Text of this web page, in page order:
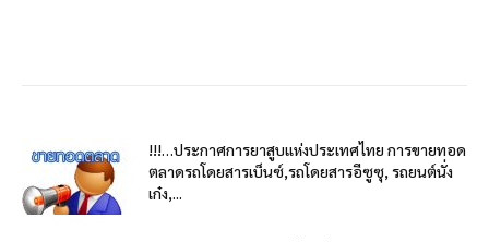
!!!…ประกาศการยาสูบแห่งประเทศไทย การขายทอด
ตลาดรถโดยสารเบ็นซ์,รถโดยสารอีซูซุ, รถยนต์นั่ง
เก๋ง,...